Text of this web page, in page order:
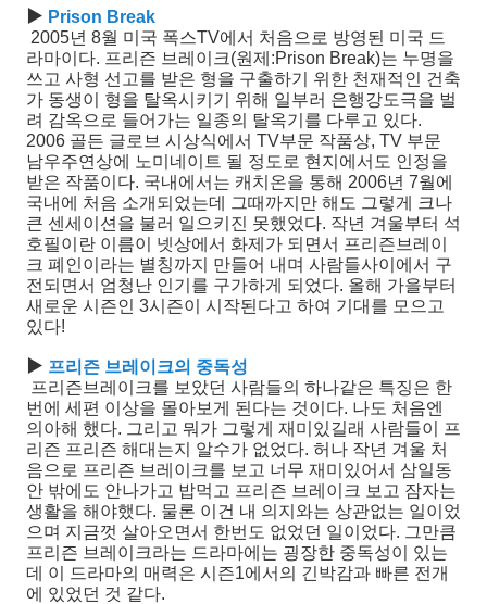
▶ Prison Break
2005년 8월 미국 폭스TV에서 처음으로 방영된 미국 드
라마이다. 프리즌 브레이크(원제:Prison Break)는 누명을
쓰고 사형 선고를 받은 형을 구출하기 위한 천재적인 건축
가 동생이 형을 탈옥시키기 위해 일부러 은행강도극을 벌
려 감옥으로 들어가는 일종의 탈옥기를 다루고 있다.
2006 골든 글로브 시상식에서 TV부문 작품상, TV 부문
남우주연상에 노미네이트 될 정도로 현지에서도 인정을
받은 작품이다. 국내에서는 캐치온을 통해 2006년 7월에
국내에 처음 소개되었는데 그때까지만 해도 그렇게 크나
큰 센세이션을 불러 일으키진 못했었다. 작년 겨울부터 석
호필이란 이름이 넷상에서 화제가 되면서 프리즌브레이
크 폐인이라는 별칭까지 만들어 내며 사람들사이에서 구
전되면서 엄청난 인기를 구가하게 되었다. 올해 가을부터
새로운 시즌인 3시즌이 시작된다고 하여 기대를 모으고
있다!
▶ 프리즌 브레이크의 중독성
프리즌브레이크를 보았던 사람들의 하나같은 특징은 한
번에 세편 이상을 몰아보게 된다는 것이다. 나도 처음엔
의아해 했다. 그리고 뭐가 그렇게 재미있길래 사람들이 프
리즌 프리즌 해대는지 알수가 없었다. 허나 작년 겨울 처
음으로 프리즌 브레이크를 보고 너무 재미있어서 삼일동
안 밖에도 안나가고 밥먹고 프리즌 브레이크 보고 잠자는
생활을 해야했다. 물론 이건 내 의지와는 상관없는 일이었
으며 지금껏 살아오면서 한번도 없었던 일이었다. 그만큼
프리즌 브레이크라는 드라마에는 굉장한 중독성이 있는
데 이 드라마의 매력은 시즌1에서의 긴박감과 빠른 전개
에 있었던 것 같다.